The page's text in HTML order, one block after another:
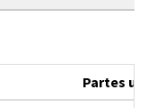
Partes